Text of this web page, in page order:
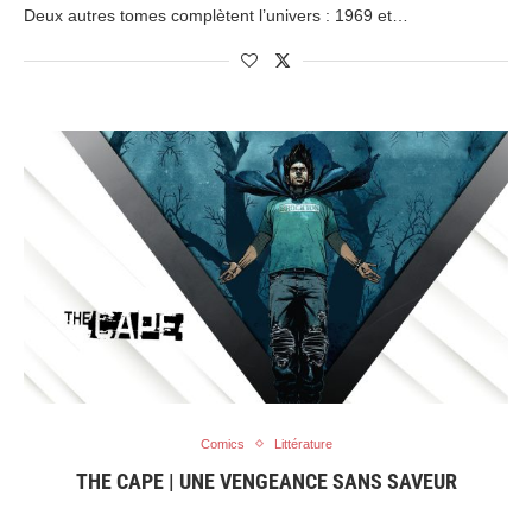
Deux autres tomes complètent l’univers : 1969 et…
Comics Littérature
THE CAPE | UNE VENGEANCE SANS SAVEUR